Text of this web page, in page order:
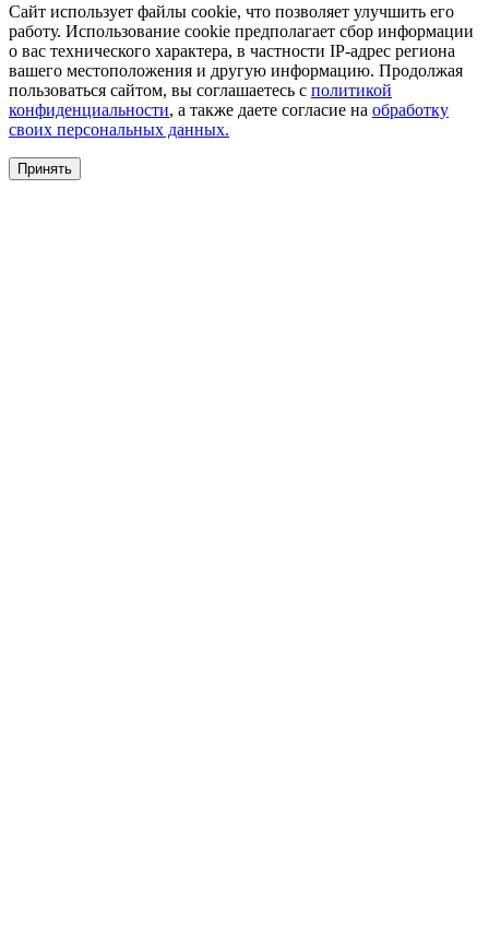
Сайт использует файлы cookie, что позволяет улучшить его
работу. Использование cookie предполагает сбор информации
о вас технического характера, в частности IP-адрес региона
вашего местоположения и другую информацию. Продолжая
пользоваться сайтом, вы соглашаетесь с политикой
конфиденциальности, а также даете согласие на обработку
своих персональных данных.
Принять